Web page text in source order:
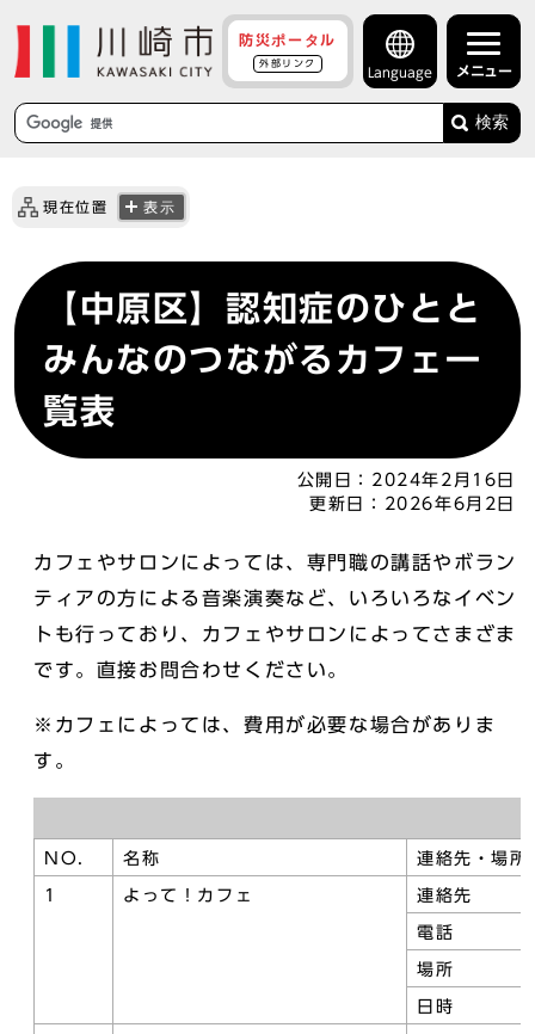
防災ポータル
外部リンク
Language メニュー
検索
現在位置 表示
【中原区】認知症のひとと
みんなのつながるカフェ一
覧表
公開日： 2024年2月16日
更新日：
2026年6月2日
カフェやサロンによっては、専門職の講話やボラン
ティアの方による音楽演奏など、いろいろなイベン
トも行っており、カフェやサロンによってさまざま
です。直接お問合わせください。
※カフェによっては、費用が必要な場合がありま
す。
NO. 名称 連絡先・場所
1 よって！カフェ 連絡先
電話
場所
日時